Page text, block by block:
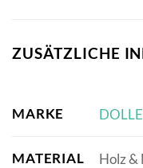
ZUSÄTZLICHE
MARKE DOLLE
MATERIAL Holz &